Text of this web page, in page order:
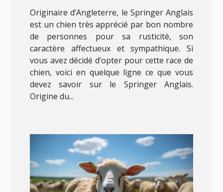
Originaire d’Angleterre, le Springer Anglais
est un chien très apprécié par bon nombre
de personnes pour sa rusticité, son
caractère affectueux et sympathique. Si
vous avez décidé d’opter pour cette race de
chien, voici en quelque ligne ce que vous
devez savoir sur le Springer Anglais.
Origine du...